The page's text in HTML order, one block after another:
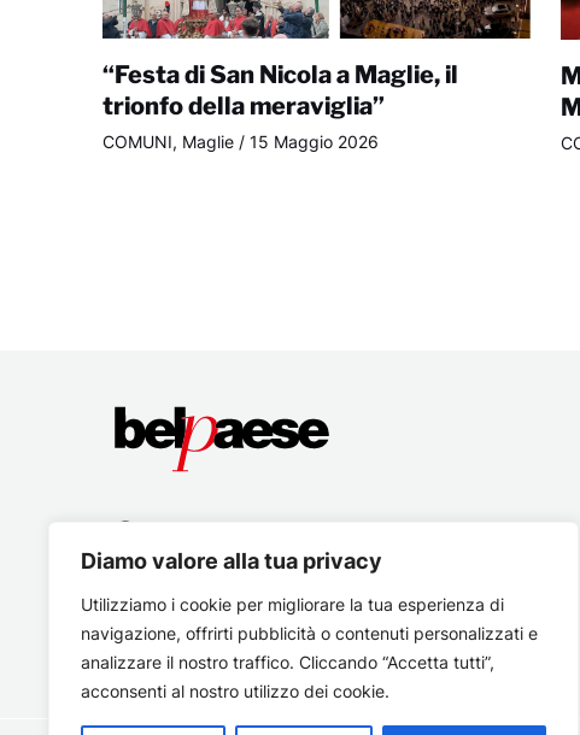
Diamo valore alla tua privacy
Utilizziamo i cookie per migliorare la tua esperienza di
navigazione, offrirti pubblicità o contenuti personalizzati e
analizzare il nostro traffico. Cliccando “Accetta tutti”,
acconsenti al nostro utilizzo dei cookie.
“Festa di San Nicola a Maglie, il
trionfo della meraviglia”
COMUNI, Maglie/ 15 Maggio 2026